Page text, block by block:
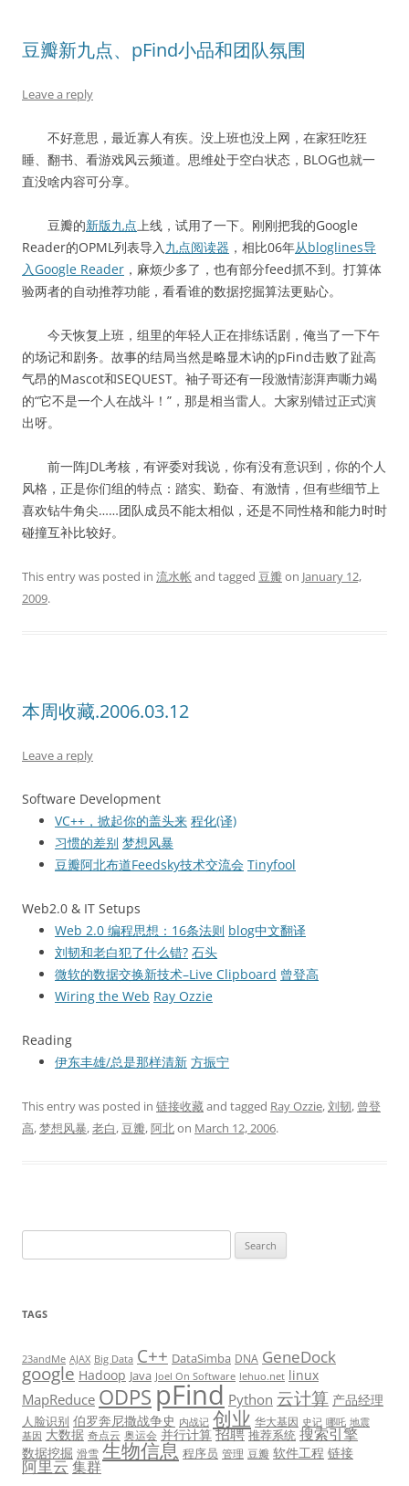
豆瓣新九点、pFind小品和团队氛围
Leave a reply
不好意思，最近寡人有疾。没上班也没上网，在家狂吃狂
睡、翻书、看游戏风云频道。思维处于空白状态，BLOG也就一
直没啥内容可分享。
豆瓣的新版九点上线，试用了一下。刚刚把我的Google
Reader的OPML列表导入九点阅读器 ，相比06年从bloglines导
入Google Reader ，麻烦少多了，也有部分feed抓不到。打算体
验两者的自动推荐功能，看看谁的数据挖掘算法更贴心。
今天恢复上班，组里的年轻人正在排练话剧，俺当了一下午
的场记和剧务。故事的结局当然是略显木讷的pFind击败了趾高
气昂的Mascot和SEQUEST。袖子哥还有一段激情澎湃声嘶力竭
的“它不是一个人在战斗！”，那是相当雷人。大家别错过正式演
出呀。
前一阵JDL考核，有评委对我说，你有没有意识到，你的个人
风格，正是你们组的特点：踏实、勤奋、有激情，但有些细节上
喜欢钻牛角尖……团队成员不能太相似，还是不同性格和能力时时
碰撞互补比较好。
This entry was posted in 流水帐 and tagged 豆瓣on January 12,
2009.
本周收藏.2006.03.12
Leave a reply
Software Development
VC++，掀起你的盖头来 程化(译)
习惯的差别 梦想风暴
豆瓣阿北布道Feedsky技术交流会 Tinyfool
Web2.0 & IT Setups
Web 2.0 编程思想：16条法则 blog中文翻译
刘韧和老白犯了什么错? 石头
微软的数据交换新技术–Live Clipboard 曾登高
Wiring the Web Ray Ozzie
Reading
伊东丰雄/总是那样清新 方振宁
This entry was posted in 链接收藏and tagged Ray Ozzie,刘韧, 曾登
高,梦想风暴,老白,豆瓣,阿北on March 12, 2006.
for:
TAGS
23andMe AJAX Big Data C++ DataSimba DNA GeneDock
google Hadoop Java Joel On Software lehuo.net linux
MapReduce ODPS pFind Python 云计算 产品经理
人脸识别 伯罗奔尼撒战争史 内战记 创业 华大基因 史记 哪吒 地震
基因 大数据 奇点云 奥运会 并行计算 招聘 推荐系统 搜索引擎
数据挖掘 滑雪 生物信息 程序员 管理 豆瓣 软件工程 链接
阿里云集群